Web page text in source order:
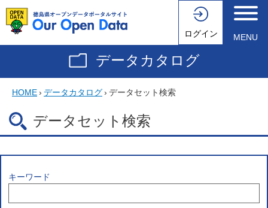
ログイン MENU
データカタログ
HOME› データカタログ› データセット検索
データセット検索
キーワード